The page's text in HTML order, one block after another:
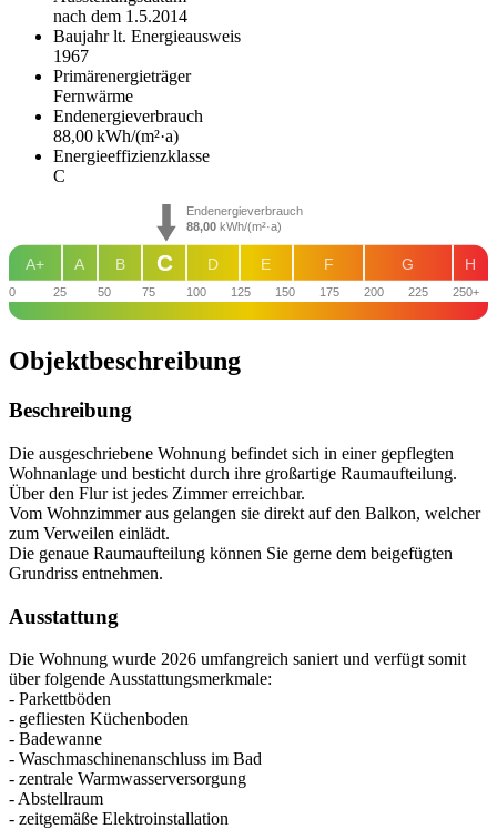
nach dem 1.5.2014
Baujahr lt. Energieausweis
1967
Primärenergieträger
Fernwärme
Endenergie­verbrauch
88,00 kWh/(m²·a)
Energie­effizienz­klasse
C
0 25 50 75 100 125 150 175 200 225 250+
H
G
F
E
D
B
A
A+ C
Endenergieverbrauch
88,00kWh/(m²·a)
Objekt­beschreibung
Beschreibung
Die ausgeschriebene Wohnung befindet sich in einer gepflegten
Wohnanlage und besticht durch ihre großartige Raumaufteilung.
Über den Flur ist jedes Zimmer erreichbar.
Vom Wohnzimmer aus gelangen sie direkt auf den Balkon, welcher
zum Verweilen einlädt.
Die genaue Raumaufteilung können Sie gerne dem beigefügten
Grundriss entnehmen.
Ausstattung
Die Wohnung wurde 2026 umfangreich saniert und verfügt somit
über folgende Ausstattungsmerkmale:
- Parkettböden
- gefliesten Küchenboden
- Badewanne
- Waschmaschinenanschluss im Bad
- zentrale Warmwasserversorgung
- Abstellraum
- zeitgemäße Elektroinstallation